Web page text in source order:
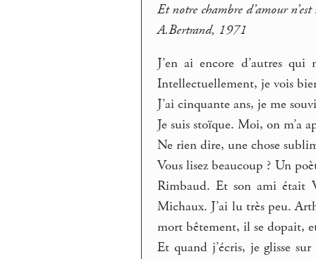
Et notre chambre d’amour n’est
A.Bertrand, 1971
J’en ai encore d’autres
Intellectuellement, je vois
J’ai cinquante ans, je me
Je suis stoïque. Moi, on m’a
Ne rien dire, une chose
Vous lisez beaucoup ? Un
Rimbaud. Et son ami était
Michaux. J’ai lu très peu.
mort bêtement, il se dopait,
Et quand j’écris, je glisse